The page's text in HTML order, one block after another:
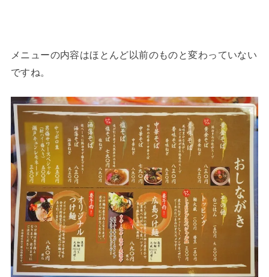
メニューの内容はほとんど以前のものと変わっていない
ですね。